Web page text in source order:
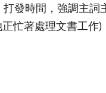
發時間，強調主詞
忙著處理文書工作)